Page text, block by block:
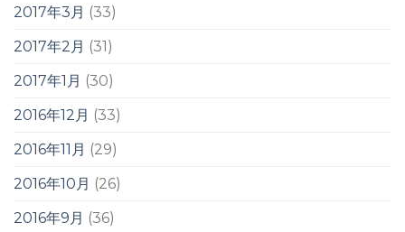
2017年3月 (33)
2017年2月 (31)
2017年1月 (30)
2016年12月 (33)
2016年11月 (29)
2016年10月 (26)
2016年9月 (36)